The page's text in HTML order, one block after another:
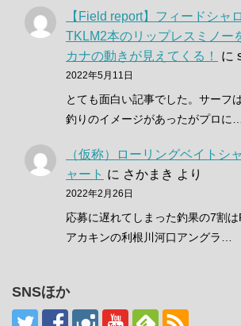
【Field report】フィードシャ
TKLM2本のリップレスミノー
カナの動きが見えてくる！
に
2022年5月11日
とても面白い記事でした。サーフ
釣りのイメージがあったがプロに…
（仮称）ローリングベイト
ャート に さかまき より
2022年2月26日
応募に遅れてしまった釣果の7割
アカキンの利根川河口アングラ…
SNSほか